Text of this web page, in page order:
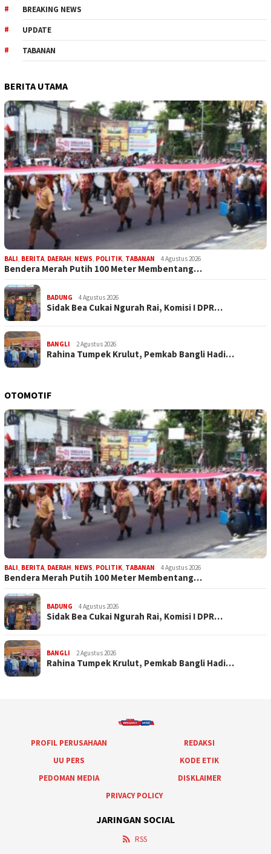
BREAKING NEWS
UPDATE
TABANAN
BERITA UTAMA
BALI, BERITA, DAERAH, NEWS, POLITIK, TABANAN 4 Agustus 2026
Bendera Merah Putih 100 Meter Membentang…
BADUNG 4 Agustus 2026
Sidak Bea Cukai Ngurah Rai, Komisi I DPR…
BANGLI 2 Agustus 2026
Rahina Tumpek Krulut, Pemkab Bangli Hadi…
OTOMOTIF
BALI, BERITA, DAERAH, NEWS, POLITIK, TABANAN 4 Agustus 2026
Bendera Merah Putih 100 Meter Membentang…
BADUNG 4 Agustus 2026
Sidak Bea Cukai Ngurah Rai, Komisi I DPR…
BANGLI 2 Agustus 2026
Rahina Tumpek Krulut, Pemkab Bangli Hadi…
PROFIL PERUSAHAAN
REDAKSI
UU PERS
KODE ETIK
PEDOMAN MEDIA
DISKLAIMER
PRIVACY POLICY
JARINGAN SOCIAL
RSS